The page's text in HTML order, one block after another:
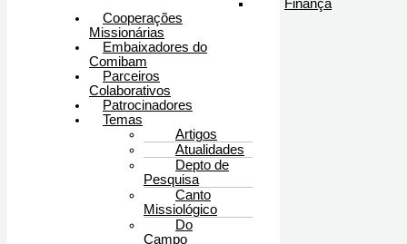
Finança
Cooperações
Missionárias
Embaixadores do
Comibam
Parceiros
Colaborativos
Patrocinadores
Temas
Artigos
Atualidades
Depto de
Pesquisa
Canto
Missiológico
Do
Campo